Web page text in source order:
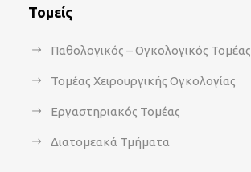
Τομείς
Παθολογικός – Ογκολογικός Τομέας
Τομέας Χειρουργικής Ογκολογίας
Εργαστηριακός Τομέας
Διατομεακά Τμήματα